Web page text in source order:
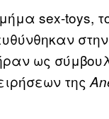
sex-toys,
ως
της